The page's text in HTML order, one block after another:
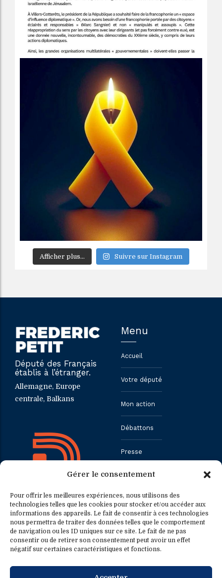
Gérer le consentement
Pour offrir les meilleures expériences, nous utilisons des
technologies telles que les cookies pour stocker et/ou accéder aux
informations des appareils. Le fait de consentir à ces technologies
nous permettra de traiter des données telles que le comportement
de navigation ou les ID uniques sur ce site. Le fait de ne pas
consentir ou de retirer son consentement peut avoir un effet
négatif sur certaines caractéristiques et fonctions.
Afficher plus... Suivre sur Instagram
Député des Français
établis à l’étranger.
Allemagne, Europe
centrale, Balkans
Menu
Accueil
Votre député
Mon action
Débattons
Presse
Contact
Contact
0033.1.40.63.75.31
Contact presse
presse@fredericpetit.eu